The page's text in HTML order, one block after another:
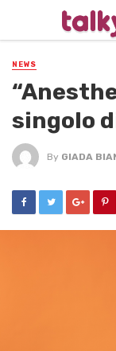
NEWS
singolo
By GIADA